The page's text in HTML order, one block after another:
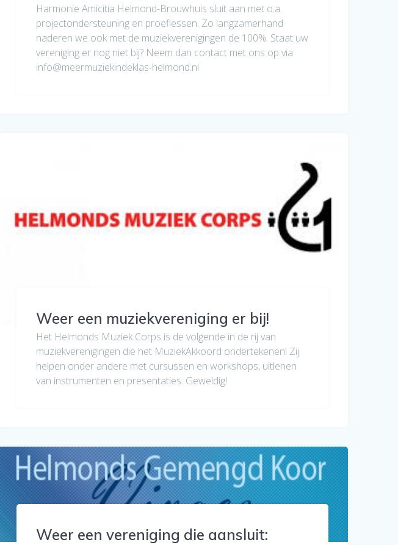
Harmonie Amicitia Helmond-Brouwhuis sluit aan met o.a.
projectondersteuning en proeflessen. Zo langzamerhand
naderen we ook met de muziekverenigingen de 100%. Staat uw
vereniging er nog niet bij? Neem dan contact met ons op via
info@meermuziekindeklas-helmond.nl
Weer een muziekvereniging er bij!
Het Helmonds Muziek Corps is de volgende in de rij van
muziekverenigingen die het MuziekAkkoord ondertekenen! Zij
helpen onder andere met cursussen en workshops, uitlenen
van instrumenten en presentaties. Geweldig!
Weer een vereniging die aansluit: